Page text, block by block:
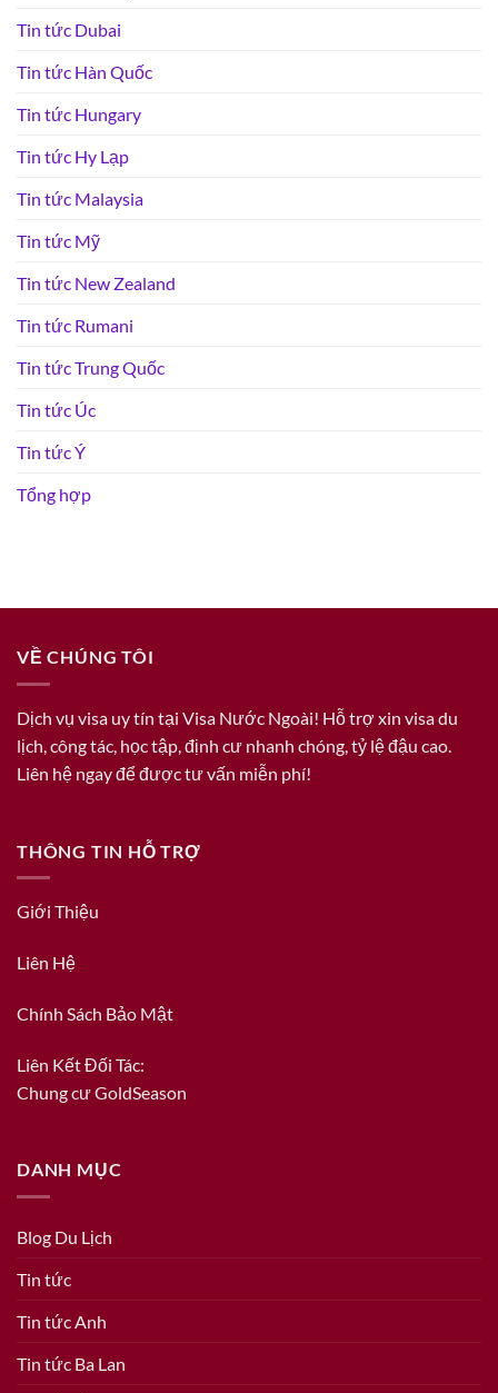
Tin tức Dubai
Tin tức Hàn Quốc
Tin tức Hungary
Tin tức Hy Lạp
Tin tức Malaysia
Tin tức Mỹ
Tin tức New Zealand
Tin tức Rumani
Tin tức Trung Quốc
Tin tức Úc
Tin tức Ý
Tổng hợp
VỀ CHÚNG TÔI
Dịch vụ visa uy tín tại Visa Nước Ngoài! Hỗ trợ xin visa du
lịch, công tác, học tập, định cư nhanh chóng, tỷ lệ đậu cao.
Liên hệ ngay để được tư vấn miễn phí!
THÔNG TIN HỖ TRỢ
Giới Thiệu
Liên Hệ
Chính Sách Bảo Mật
Liên Kết Đối Tác:
Chung cư GoldSeason
DANH MỤC
Blog Du Lịch
Tin tức
Tin tức Anh
Tin tức Ba Lan